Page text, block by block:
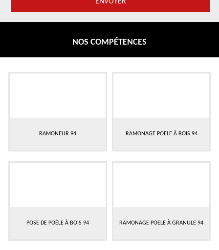
NOS COMPÉTENCES
RAMONEUR 94 RAMONAGE POELE À BOIS 94
POSE DE POÊLE À BOIS 94 RAMONAGE POELE À GRANULE 94